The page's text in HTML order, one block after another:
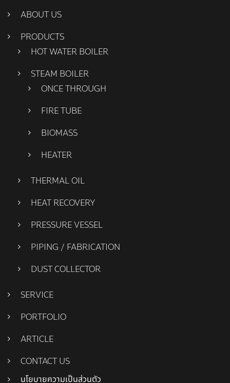
ABOUT US
PRODUCTS
HOT WATER BOILER
STEAM BOILER
ONCE THROUGH
FIRE TUBE
BIOMASS
HEATER
THERMAL OIL
HEAT RECOVERY
PRESSURE VESSEL
PIPING / FABRICATION
DUST COLLECTOR
SERVICE
PORTFOLIO
ARTICLE
CONTACT US
นโยบายความเป็นส่วนตัว